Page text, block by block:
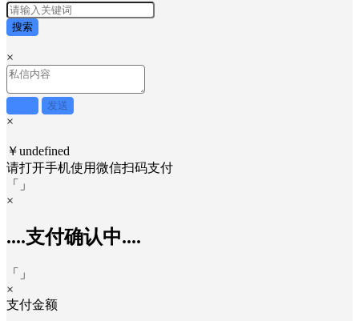
搜索
×
发送
×
￥undefined
请打开手机使用微信扫码支付
「
」
×
....支付确认中....
「
」
×
支付金额